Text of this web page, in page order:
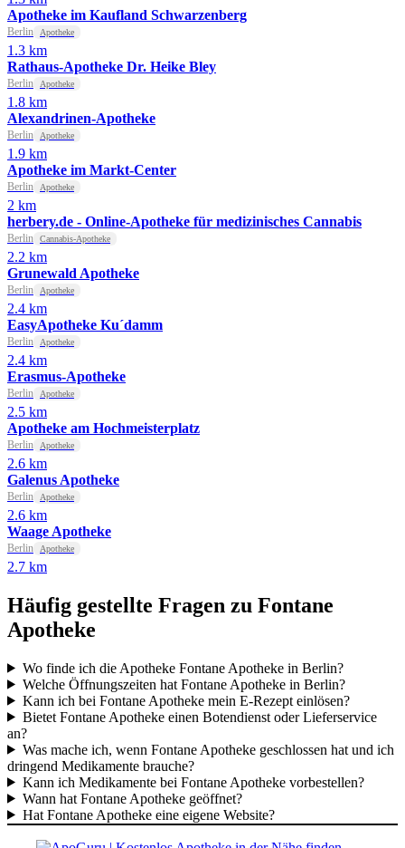
Apotheke im Kaufland Schwarzenberg
Berlin Apotheke
1.3 km
Rathaus-Apotheke Dr. Heike Bley
Berlin Apotheke
1.8 km
Alexandrinen-Apotheke
Berlin Apotheke
1.9 km
Apotheke im Markt-Center
Berlin Apotheke
2 km
herbery.de - Online-Apotheke für medizinisches Cannabis
Berlin Cannabis-Apotheke
2.2 km
Grunewald Apotheke
Berlin Apotheke
2.4 km
EasyApotheke Ku´damm
Berlin Apotheke
2.4 km
Erasmus-Apotheke
Berlin Apotheke
2.5 km
Apotheke am Hochmeisterplatz
Berlin Apotheke
2.6 km
Galenus Apotheke
Berlin Apotheke
2.6 km
Waage Apotheke
Berlin Apotheke
2.7 km
Häufig gestellte Fragen zu Fontane
Apotheke
Wo finde ich die Apotheke Fontane Apotheke in Berlin?
Welche Öffnungszeiten hat Fontane Apotheke in Berlin?
Kann ich bei Fontane Apotheke mein E-Rezept einlösen?
Bietet Fontane Apotheke einen Botendienst oder Lieferservice
an?
Was mache ich, wenn Fontane Apotheke geschlossen hat und ich
dringend Medikamente brauche?
Kann ich Medikamente bei Fontane Apotheke vorbestellen?
Wann hat Fontane Apotheke geöffnet?
Hat Fontane Apotheke eine eigene Website?